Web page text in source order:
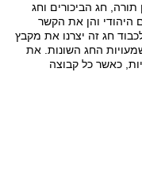
חג הביכורים וחג
היהודי והן את הקשר
חג זה יצרנו את מקבץ
החג השונות. את
כאשר כל קבוצה